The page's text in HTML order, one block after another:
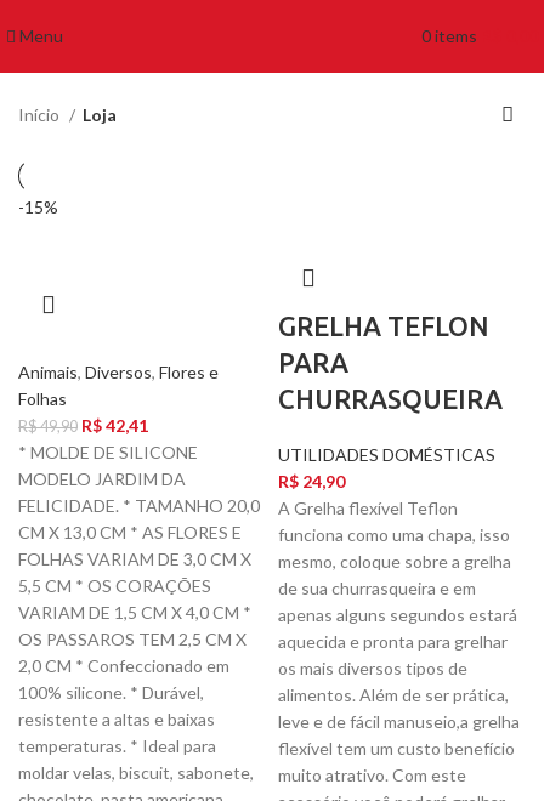
Menu 0items
Início Loja
-15%
Animais, Diversos, Flores e
Folhas
R$49,90 R$42,41
* MOLDE DE SILICONE
MODELO JARDIM DA
FELICIDADE. * TAMANHO 20,0
CM X 13,0 CM * AS FLORES E
FOLHAS VARIAM DE 3,0 CM X
5,5 CM * OS CORAÇÕES
VARIAM DE 1,5 CM X 4,0 CM *
OS PASSAROS TEM 2,5 CM X
2,0 CM * Confeccionado em
100% silicone. * Durável,
resistente a altas e baixas
temperaturas. * Ideal para
moldar velas, biscuit, sabonete,
GRELHA TEFLON
PARA
CHURRASQUEIRA
UTILIDADES DOMÉSTICAS
R$ 24,90
A Grelha flexível Teflon
funciona como uma chapa, isso
mesmo, coloque sobre a grelha
de sua churrasqueira e em
apenas alguns segundos estará
aquecida e pronta para grelhar
os mais diversos tipos de
alimentos. Além de ser prática,
leve e de fácil manuseio,a grelha
flexível tem um custo benefício
muito atrativo. Com este